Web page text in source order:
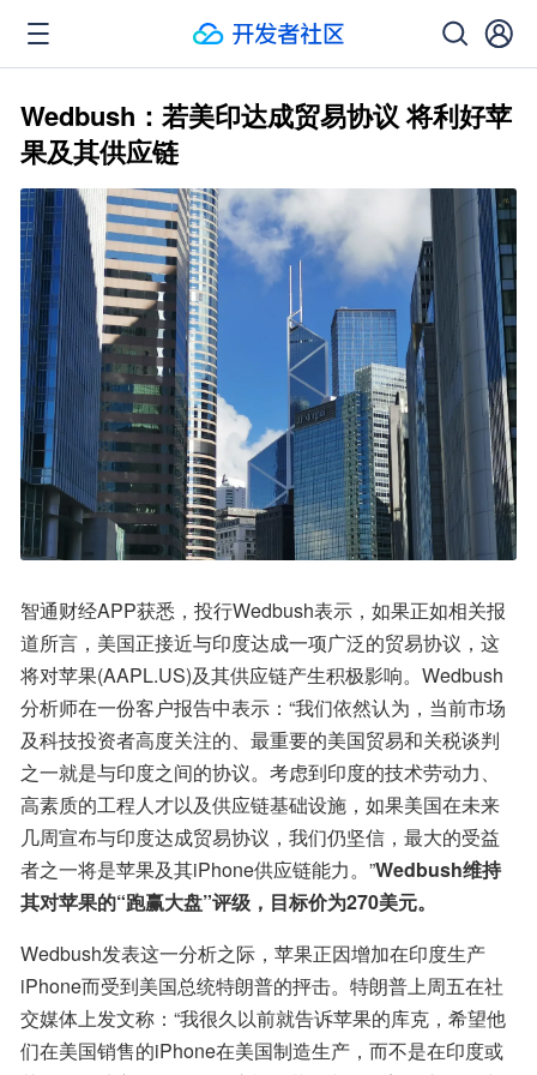
Wedbush：若美印达成贸易协议 将利好苹
果及其供应链
智通财经APP获悉，投行Wedbush表示，如果正如相关报
道所言，美国正接近与印度达成一项广泛的贸易协议，这
将对苹果(AAPL.US)及其供应链产生积极影响。Wedbush
分析师在一份客户报告中表示：“我们依然认为，当前市场
及科技投资者高度关注的、最重要的美国贸易和关税谈判
之一就是与印度之间的协议。考虑到印度的技术劳动力、
高素质的工程人才以及供应链基础设施，如果美国在未来
几周宣布与印度达成贸易协议，我们仍坚信，最大的受益
者之一将是苹果及其iPhone供应链能力。”Wedbush维持
其对苹果的“跑赢大盘”评级，目标价为270美元。
Wedbush发表这一分析之际，苹果正因增加在印度生产
iPhone而受到美国总统特朗普的抨击。特朗普上周五在社
交媒体上发文称：“我很久以前就告诉苹果的库克，希望他
们在美国销售的iPhone在美国制造生产，而不是在印度或